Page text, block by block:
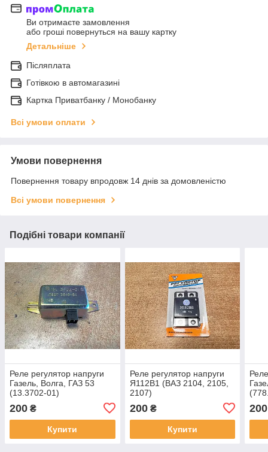
Ви отримаєте замовлення
або гроші повернуться на вашу картку
Детальніше
Післяплата
Готівкою в автомагазині
Картка Приватбанку / Монобанку
Всі умови оплати
Умови повернення
Повернення товару впродовж 14 днів за домовленістю
Всі умови повернення
Подібні товари компанії
Реле регулятор напруги
Газель, Волга, ГАЗ 53
(13.3702-01)
200 ₴
Купити
Реле регулятор напруги
Я112В1 (ВАЗ 2104, 2105,
2107)
200₴
Купити
200